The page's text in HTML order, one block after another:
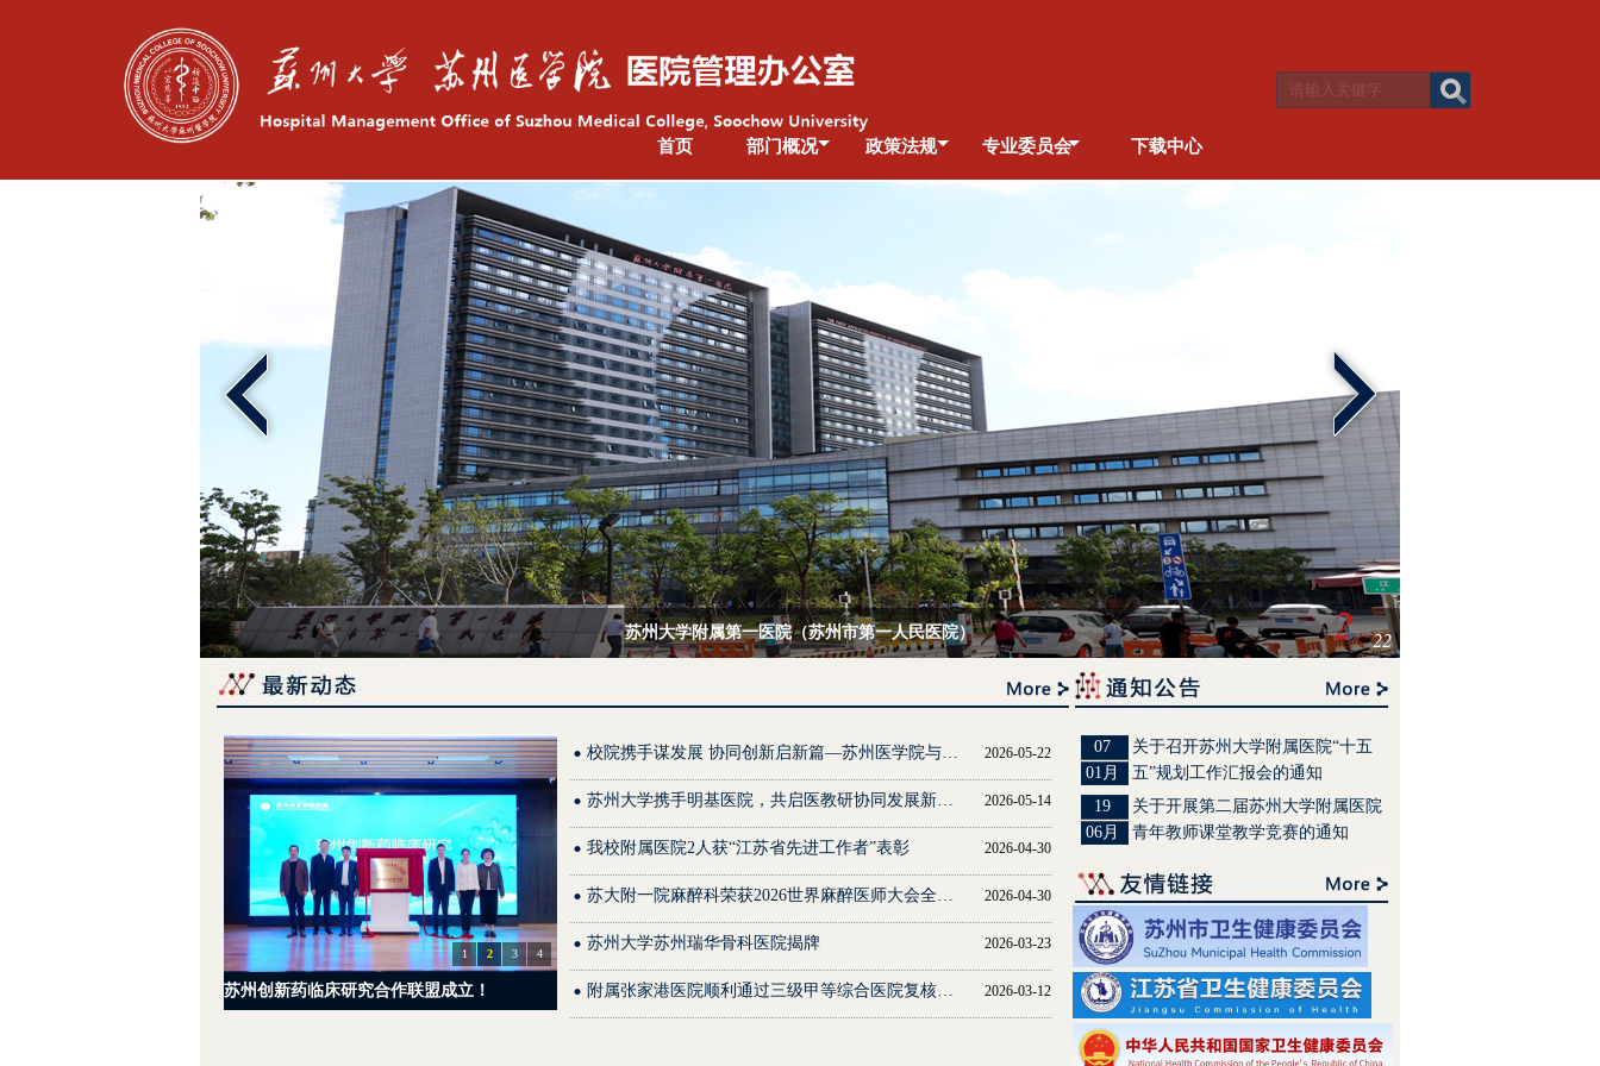
首页 部门概况 政策法规 专业委员会 下载中心
苏州大学附属第一医院（苏州市第一人民医院） 2 22
苏州创新药临床研究合作联盟成立！
1 2 3 4
2026-05-22
校院携手谋发展 协同创新启新篇—苏州医学院与苏北人民医院举行合作交流会
2026-05-14
苏州大学携手明基医院，共启医教研协同发展新篇章 ——苏州大学苏州明基医院正式揭牌
2026-04-30
我校附属医院2人获“江苏省先进工作者”表彰
2026-04-30
苏大附一院麻醉科荣获2026世界麻醉医师大会全球最佳临床研究一等奖
2026-03-23
苏州大学苏州瑞华骨科医院揭牌
2026-03-12
附属张家港医院顺利通过三级甲等综合医院复核评审
07
01月
关于召开苏州大学附属医院“十五
五”规划工作汇报会的通知
19
06月
关于开展第二届苏州大学附属医院
青年教师课堂教学竞赛的通知